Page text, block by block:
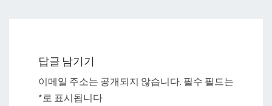
답글 남기기
이메일 주소는 공개되지 않습니다. 필수 필드는
*로 표시됩니다